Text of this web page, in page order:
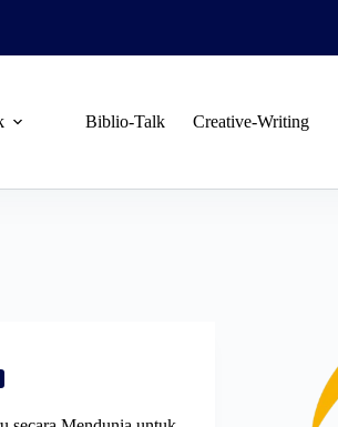
Biblio-Talk Creative-Writing